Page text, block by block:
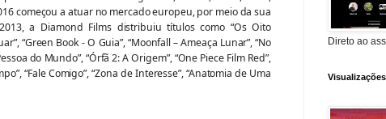
começou a atuar no mercado europeu, por meio da sua
a Diamond Films distribuiu títulos como “Os Oito
“Green Book - O Guia”, “Moonfall – Ameaça Lunar”, “No
do Mundo”, “Órfã 2: A Origem”, “One Piece Film Red”,
“Fale Comigo”, “Zona de Interesse”, “Anatomia de Uma
Direto ao